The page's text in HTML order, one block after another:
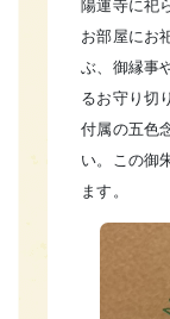
陽運寺に祀
お部屋にお
ぶ、御縁事
るお守り切
付属の五色
い。この御
ます。